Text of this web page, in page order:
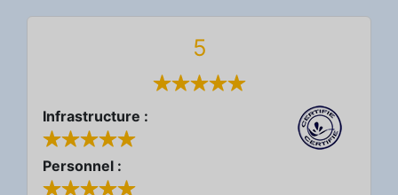
5
Infrastructure :
Personnel :